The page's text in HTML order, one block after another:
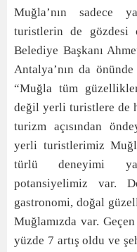
Muğla’nın sadece
turistlerin de gözdesi
Belediye Başkanı
Antalya’nın da
“Muğla tüm
değil yerli turistlere de
turizm açısından
yerli turistlerimiz
türlü deneyimi
potansiyelimiz var.
gastronomi, doğal
Muğlamızda var.
yüzde 7 artış oldu ve